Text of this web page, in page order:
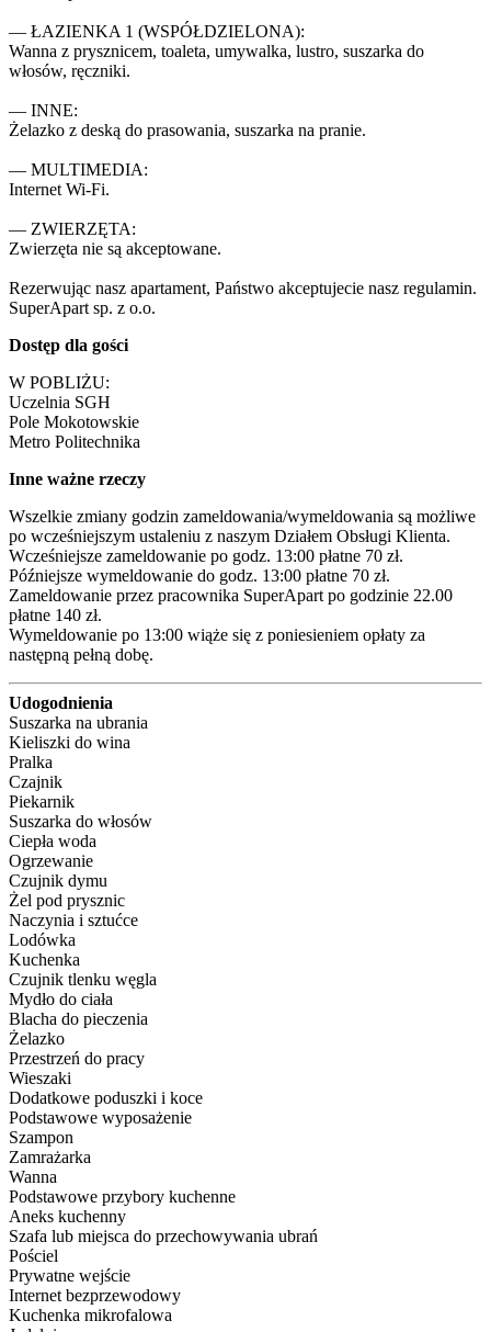
— ŁAZIENKA 1 (WSPÓŁDZIELONA):
Wanna z prysznicem, toaleta, umywalka, lustro, suszarka do
włosów, ręczniki.
— INNE:
Żelazko z deską do prasowania, suszarka na pranie.
— MULTIMEDIA:
Internet Wi-Fi.
— ZWIERZĘTA:
Zwierzęta nie są akceptowane.
Rezerwując nasz apartament, Państwo akceptujecie nasz regulamin.
SuperApart sp. z o.o.
Dostęp dla gości
W POBLIŻU:
Uczelnia SGH
Pole Mokotowskie
Metro Politechnika
Inne ważne rzeczy
Wszelkie zmiany godzin zameldowania/wymeldowania są możliwe
po wcześniejszym ustaleniu z naszym Działem Obsługi Klienta.
Wcześniejsze zameldowanie po godz. 13:00 płatne 70 zł.
Późniejsze wymeldowanie do godz. 13:00 płatne 70 zł.
Zameldowanie przez pracownika SuperApart po godzinie 22.00
płatne 140 zł.
Wymeldowanie po 13:00 wiąże się z poniesieniem opłaty za
następną pełną dobę.
Udogodnienia
Suszarka na ubrania
Kieliszki do wina
Pralka
Czajnik
Piekarnik
Suszarka do włosów
Ciepła woda
Ogrzewanie
Czujnik dymu
Żel pod prysznic
Naczynia i sztućce
Lodówka
Kuchenka
Czujnik tlenku węgla
Mydło do ciała
Blacha do pieczenia
Żelazko
Przestrzeń do pracy
Wieszaki
Dodatkowe poduszki i koce
Podstawowe wyposażenie
Szampon
Zamrażarka
Wanna
Podstawowe przybory kuchenne
Aneks kuchenny
Szafa lub miejsca do przechowywania ubrań
Pościel
Prywatne wejście
Internet bezprzewodowy
Kuchenka mikrofalowa